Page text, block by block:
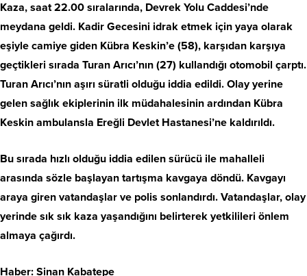
Kaza, saat 22.00 sıralarında, Devrek Yolu Caddesi’nde
meydana geldi. Kadir Gecesini idrak etmek için yaya olarak
eşiyle camiye giden Kübra Keskin’e (58), karşıdan karşıya
geçtikleri sırada Turan Arıcı’nın (27) kullandığı otomobil çarptı.
Turan Arıcı’nın aşırı süratli olduğu iddia edildi. Olay yerine
gelen sağlık ekiplerinin ilk müdahalesinin ardından Kübra
Keskin ambulansla Ereğli Devlet Hastanesi’ne kaldırıldı.
Bu sırada hızlı olduğu iddia edilen sürücü ile mahalleli
arasında sözle başlayan tartışma kavgaya döndü. Kavgayı
araya giren vatandaşlar ve polis sonlandırdı. Vatandaşlar, olay
yerinde sık sık kaza yaşandığını belirterek yetkilileri önlem
almaya çağırdı.
Haber: Sinan Kabatepe